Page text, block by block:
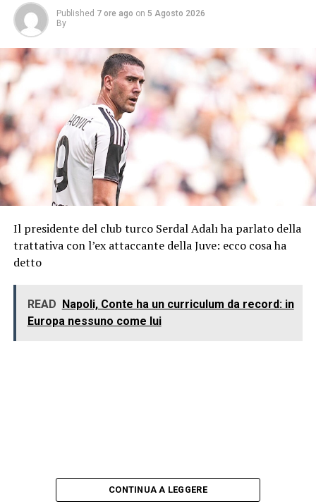
Published 7 ore ago on 5 Agosto 2026
By
Il presidente del club turco Serdal Adalı ha parlato della
trattativa con l’ex attaccante della Juve: ecco cosa ha
detto
READ
Napoli, Conte ha un curriculum da record: in
Europa nessuno come lui
CONTINUA A LEGGERE